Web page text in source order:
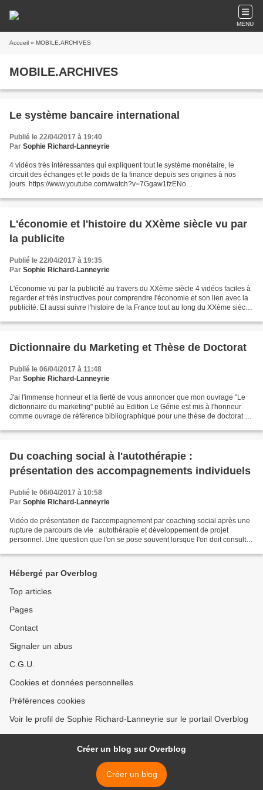
MENU
Accueil » MOBILE.ARCHIVES
MOBILE.ARCHIVES
Le système bancaire international
Publié le 22/04/2017 à 19:40
Par Sophie Richard-Lanneyrie
4 vidéos très intéressantes qui expliquent tout le système monétaire, le
circuit des échanges et le poids de la finance depuis ses origines à nos
jours. https://www.youtube.com/watch?v=7Ggaw1fzENo
https://www.youtube.com/watch?v=G7gdyPi8OAI...
L'économie et l'histoire du XXème siècle vu par
la publicite
Publié le 22/04/2017 à 19:35
Par Sophie Richard-Lanneyrie
L'économie vu par la publicité au travers du XXème siècle 4 vidéos faciles à
regarder et très instructives pour comprendre l'économie et son lien avec la
publicité. Et aussi suivre l'histoire de la France tout au long du XXème siècle.
Dictionnaire du Marketing et Thèse de Doctorat
Publié le 06/04/2017 à 11:48
Par Sophie Richard-Lanneyrie
J'ai l'immense honneur et la fierté de vous annoncer que mon ouvrage "Le
dictionnaire du marketing" publié au Edition Le Génie est mis à l'honneur
comme ouvrage de référence bibliographique pour une thèse de doctorat en
Du coaching social à l'autothérapie :
présentation des accompagnements individuels
Publié le 06/04/2017 à 10:58
Par Sophie Richard-Lanneyrie
Vidéo de présentation de l'accompagnement par coaching social après une
rupture de parcours de vie : autothérapie et développement de projet
personnel. Une question que l'on se pose souvent lorsque l'on doit consulter
Hébergé par Overblog
Top articles
Pages
Contact
Signaler un abus
C.G.U.
Cookies et données personnelles
Préférences cookies
Voir le profil de Sophie Richard-Lanneyrie sur le portail Overblog
Créer un blog sur Overblog
Créer un blog